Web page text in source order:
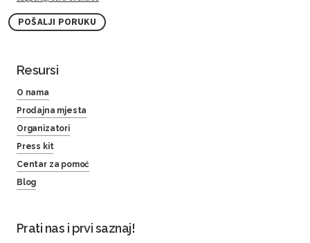
POŠALJI PORUKU
Resursi
O nama
Prodajna mjesta
Organizatori
Press kit
Centar za pomoć
Blog
Prati nas i prvi saznaj!